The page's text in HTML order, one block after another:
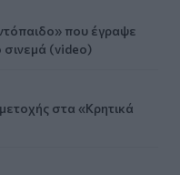
που έγραψε
σινεμά (video)
στα «Κρητικά